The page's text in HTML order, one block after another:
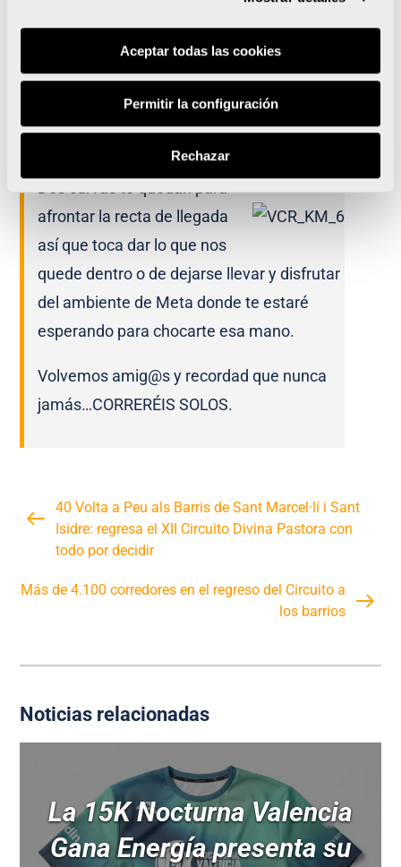
Aceptar todas las cookies
Permitir la configuración
Rechazar
Llegamos al punto en el que
ya nos encontraremos
bordeando, en esta ocasión,
el Barrio de San Isidro y ya muy cerquita
afrontar la recta de llegada
así que toca dar lo que nos
quede dentro o de dejarse llevar y disfrutar
del ambiente de Meta donde te estaré
esperando para chocarte esa mano.
Volvemos amig@s y recordad que nunca
jamás…CORRERÉIS SOLOS.
40 Volta a Peu als Barris de Sant Marcel·lí i Sant
Isidre: regresa el XII Circuito Divina Pastora con
todo por decidir
Más de 4.100 corredores en el regreso del Circuito a
los barrios
Noticias relacionadas
La 15K Nocturna Valencia
Gana Energía presenta su